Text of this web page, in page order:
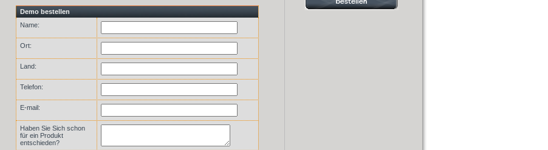
Demo bestellen
Name:
Ort:
Land:
Telefon:
E-mail:
Haben Sie Sich schon
für ein Produkt
entschieden?